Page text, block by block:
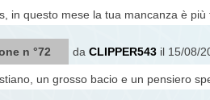
in questo mese la tua mancanza è
n °72 da CLIPPER543 il 15/08/
un grosso bacio e un pensiero